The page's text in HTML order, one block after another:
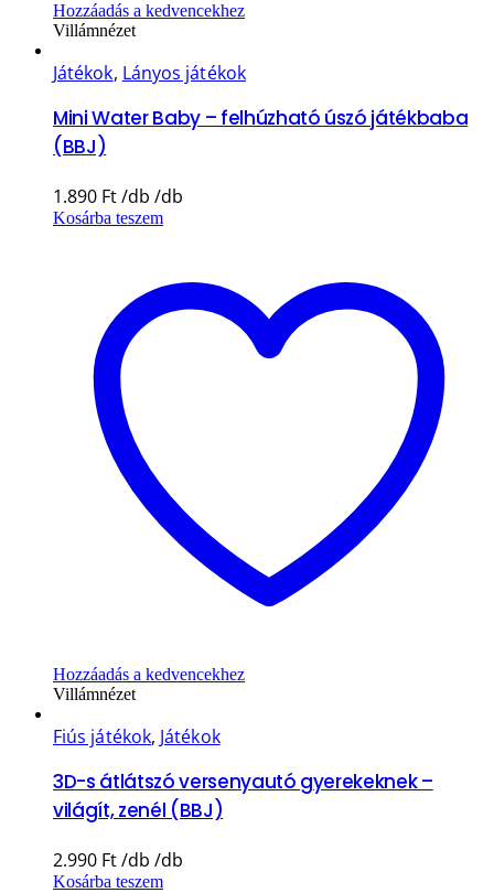
Hozzáadás a kedvencekhez
Villámnézet
Játékok, Lányos játékok
Mini Water Baby – felhúzható úszó játékbaba
(BBJ)
1.890 Ft
Kosárba teszem
Hozzáadás a kedvencekhez
Villámnézet
Fiús játékok, Játékok
3D-s átlátszó versenyautó gyerekeknek –
világít, zenél (BBJ)
2.990 Ft
Kosárba teszem